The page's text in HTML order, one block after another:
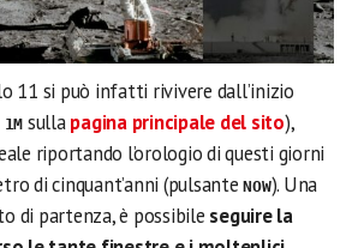
11 si può infatti rivivere dall’inizio
sullapagina principale del sito),
riportando l’orologio di questi giorni
di cinquant’anni (pulsanteNOW). Una
di partenza, è possibile seguire la